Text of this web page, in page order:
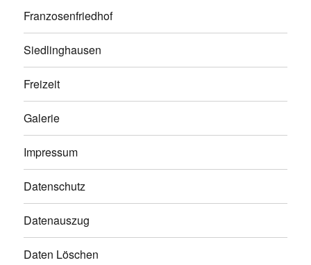
Franzosenfriedhof
Siedlinghausen
Freizeit
Galerie
Impressum
Datenschutz
Datenauszug
Daten Löschen